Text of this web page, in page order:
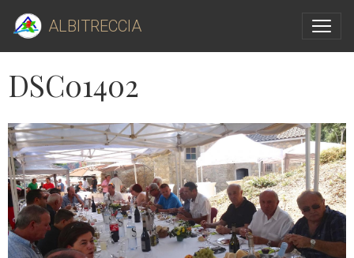
ALBITRECCIA
DSC01402